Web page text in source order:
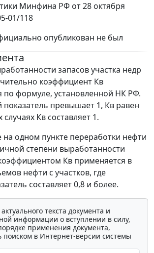
Минфина РФ от 28 октября
01/118
опубликован не был
запасов участка недр
коэффициент Кв
по формуле, установленной НК РФ.
показатель превышает 1, Кв равен
Кв составляет 1.
на одном пункте переработки нефти
степени выработанности
Кв применяется в
нефти с участков, где
составляет 0,8 и более.
текста документа и
информации о вступлении в силу,
применения документа,
поиском в Интернет-версии системы